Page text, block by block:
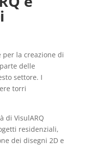
per la creazione di
delle
settore. I
torri
di VisulARQ
residenziali,
dei disegni 2D e